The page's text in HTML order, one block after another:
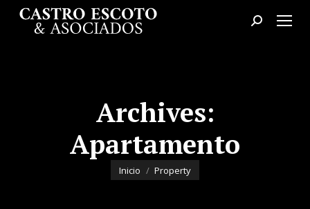
Buscar:
Archives:
Apartamento
Estás aquí:
Inicio Property